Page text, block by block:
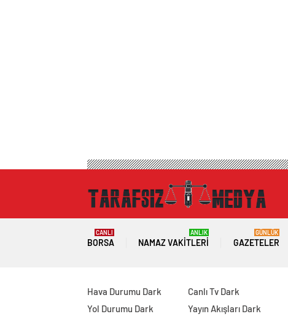
BORSA
CANLI
NAMAZ VAKITLERI
ANLIK
GAZETELER
GÜNLÜK
Hava Durumu Dark
Yol Durumu Dark
Canlı Tv Dark
Yayın Akışları Dark